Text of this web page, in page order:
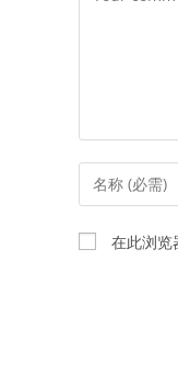
Enter
your
name
or
在此浏览